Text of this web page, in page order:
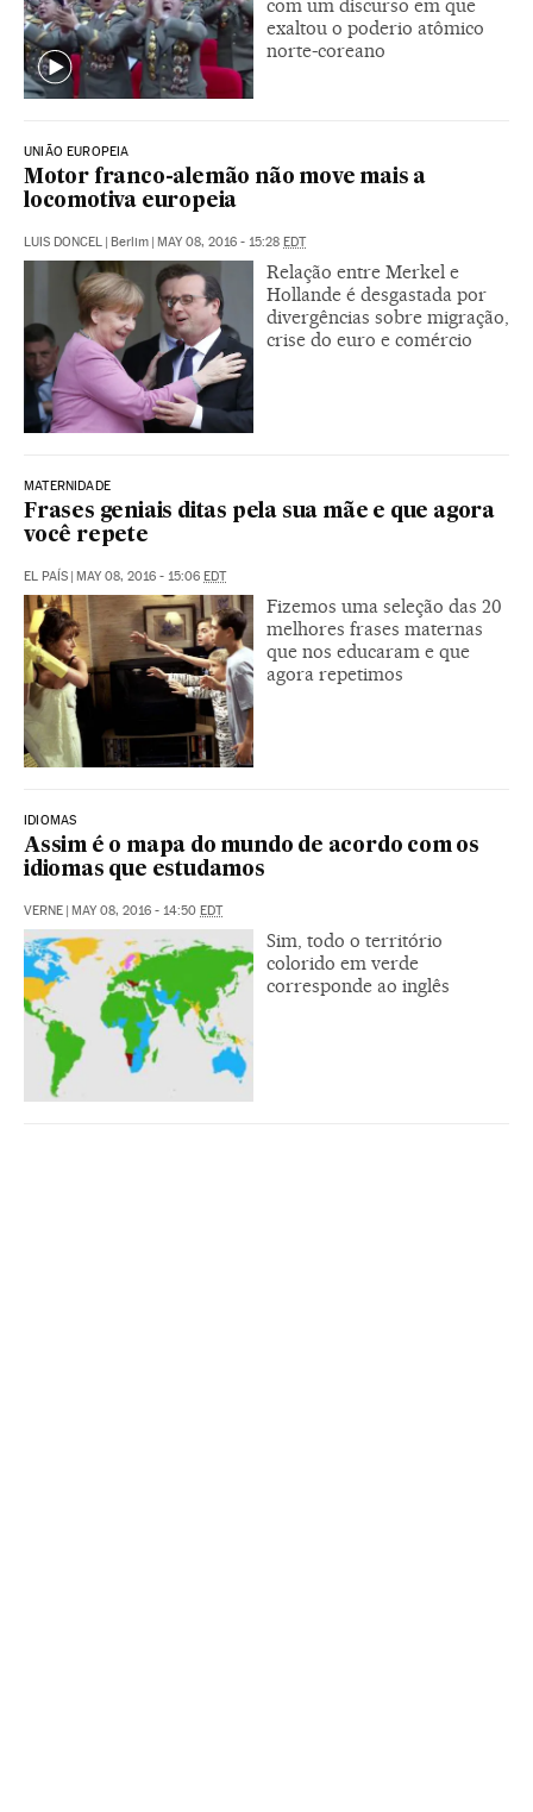
com um discurso em que
exaltou o poderio atômico
norte-coreano
UNIÃO EUROPEIA
Motor franco-alemão não move mais a
locomotiva europeia
LUIS DONCEL | Berlim | MAY 08, 2016 - 15:28 EDT
Relação entre Merkel e
Hollande é desgastada por
divergências sobre migração,
crise do euro e comércio
MATERNIDADE
Frases geniais ditas pela sua mãe e que agora
você repete
EL PAÍS | MAY 08, 2016 - 15:06 EDT
Fizemos uma seleção das 20
melhores frases maternas
que nos educaram e que
agora repetimos
IDIOMAS
Assim é o mapa do mundo de acordo com os
idiomas que estudamos
VERNE | MAY 08, 2016 - 14:50 EDT
Sim, todo o território
colorido em verde
corresponde ao inglês